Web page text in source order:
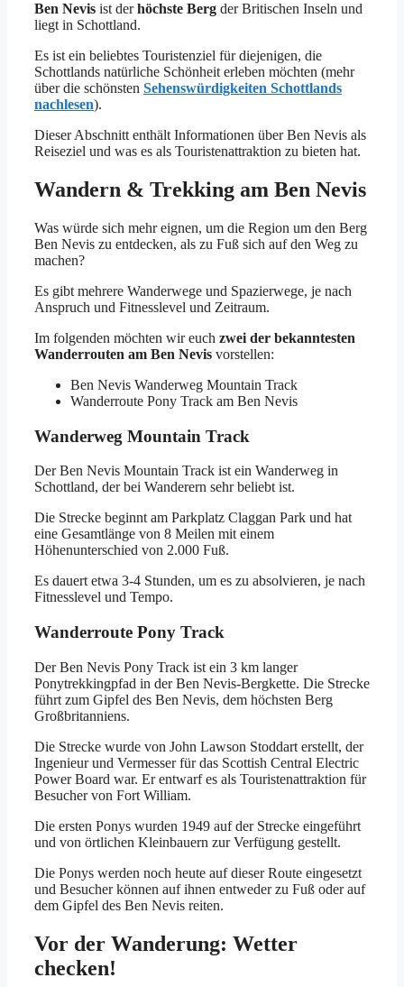
Ben Nevis ist derhöchste Berg der Britischen Inseln und
liegt in Schottland.
Es ist ein beliebtes Touristenziel für diejenigen, die
Schottlands natürliche Schönheit erleben möchten (mehr
über die schönsten Sehenswürdigkeiten Schottlands
nachlesen).
Dieser Abschnitt enthält Informationen über Ben Nevis als
Reiseziel und was es als Touristenattraktion zu bieten hat.
Wandern & Trekking am Ben Nevis
Was würde sich mehr eignen, um die Region um den Berg
Ben Nevis zu entdecken, als zu Fuß sich auf den Weg zu
machen?
Es gibt mehrere Wanderwege und Spazierwege, je nach
Anspruch und Fitnesslevel und Zeitraum.
Im folgenden möchten wir euch zwei der bekanntesten
Wanderrouten am Ben Nevis vorstellen:
Ben Nevis Wanderweg Mountain Track
Wanderroute Pony Track am Ben Nevis
Wanderweg Mountain Track
Der Ben Nevis Mountain Track ist ein Wanderweg in
Schottland, der bei Wanderern sehr beliebt ist.
Die Strecke beginnt am Parkplatz Claggan Park und hat
eine Gesamtlänge von 8 Meilen mit einem
Höhenunterschied von 2.000 Fuß.
Es dauert etwa 3-4 Stunden, um es zu absolvieren, je nach
Fitnesslevel und Tempo.
Wanderroute Pony Track
Der Ben Nevis Pony Track ist ein 3 km langer
Ponytrekkingpfad in der Ben Nevis-Bergkette. Die Strecke
führt zum Gipfel des Ben Nevis, dem höchsten Berg
Großbritanniens.
Die Strecke wurde von John Lawson Stoddart erstellt, der
Ingenieur und Vermesser für das Scottish Central Electric
Power Board war. Er entwarf es als Touristenattraktion für
Besucher von Fort William.
Die ersten Ponys wurden 1949 auf der Strecke eingeführt
und von örtlichen Kleinbauern zur Verfügung gestellt.
Die Ponys werden noch heute auf dieser Route eingesetzt
und Besucher können auf ihnen entweder zu Fuß oder auf
dem Gipfel des Ben Nevis reiten.
Vor der Wanderung: Wetter
checken!